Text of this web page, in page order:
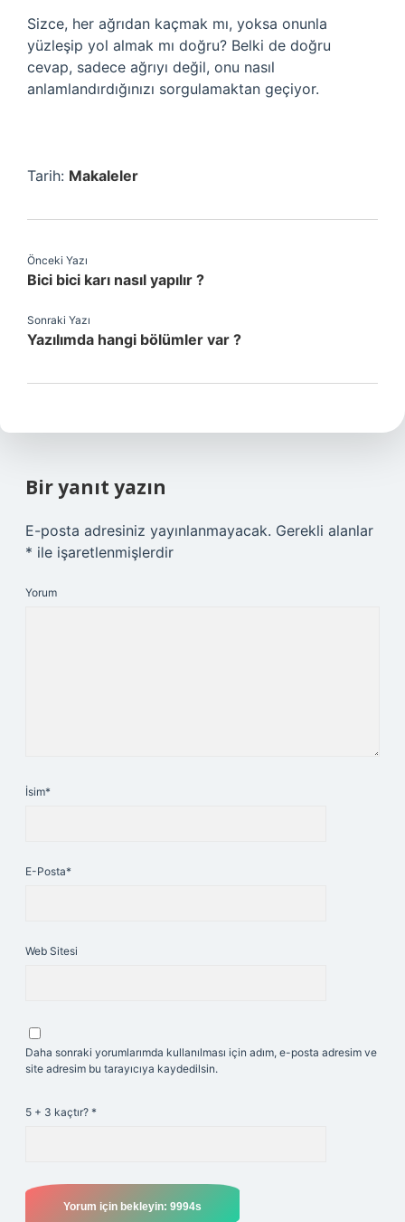
Sizce, her ağrıdan kaçmak mı, yoksa onunla
yüzleşip yol almak mı doğru? Belki de doğru
cevap, sadece ağrıyı değil, onu nasıl
anlamlandırdığınızı sorgulamaktan geçiyor.
Tarih: Makaleler
Önceki Yazı
Bici bici karı nasıl yapılır ?
Sonraki Yazı
Yazılımda hangi bölümler var ?
Bir yanıt yazın
E-posta adresiniz yayınlanmayacak. Gerekli alanlar
* ile işaretlenmişlerdir
Yorum
İsim*
E-Posta*
Web Sitesi
Daha sonraki yorumlarımda kullanılması için adım, e-posta adresim ve
site adresim bu tarayıcıya kaydedilsin.
5 + 3 kaçtır? *